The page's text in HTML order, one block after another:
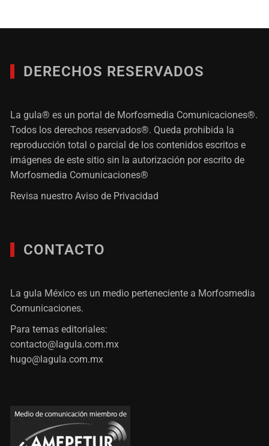
DERECHOS RESERVADOS
La gula® es un portal de Morfosmedia Comunicaciones®.
Todos los derechos reservados®. Queda prohibida la
reproducción total o parcial de los contenidos escritos e
imágenes de este sitio sin la autorización por escrito de
Morfosmedia Comunicaciones®
Revisa nuestroAviso de Privacidad
CONTACTO
La gula México es un medio perteneciente a Morfosmedia
Comunicaciones.
Para temas editoriales:
contacto@lagula.com.mx
hugo@lagula.com.mx